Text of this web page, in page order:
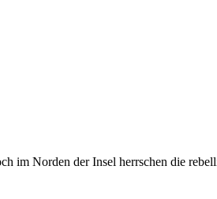
im Norden der Insel herrschen die